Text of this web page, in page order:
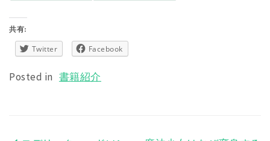
共有:
Twitter Facebook
Posted in 書籍紹介